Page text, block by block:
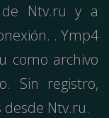
de Ntv.ru y a
. Ymp4
como archivo
Sin registro,
Ntv.ru.